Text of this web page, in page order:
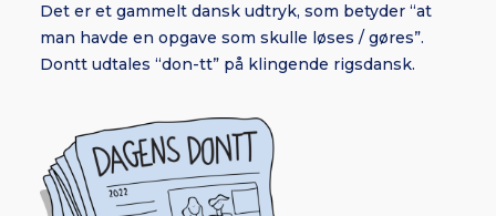
Det er et gammelt dansk udtryk, som betyder “at
man havde en opgave som skulle løses / gøres”.
Dontt udtales “don-tt” på klingende rigsdansk.